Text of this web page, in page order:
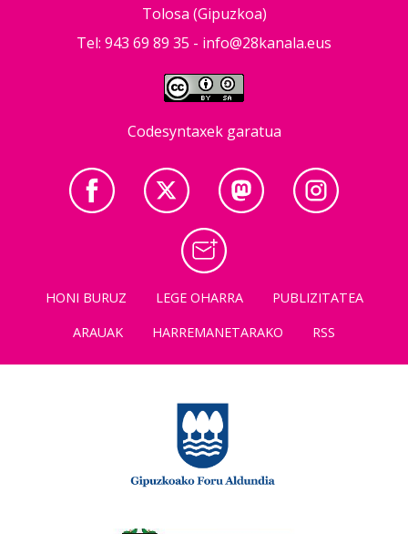
Tolosa (Gipuzkoa)
Tel: 943 69 89 35 - info@28kanala.eus
Codesyntaxek garatua
HONI BURUZ LEGE OHARRA
PUBLIZITATEA
ARAUAK
HARREMANETARAKO RSS